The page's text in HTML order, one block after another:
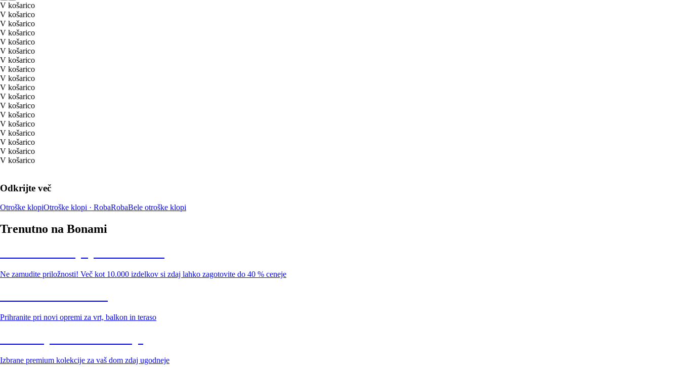
V košarico
V košarico
V košarico
V košarico
V košarico
V košarico
V košarico
V košarico
V košarico
V košarico
V košarico
V košarico
V košarico
V košarico
V košarico
V košarico
V košarico
V košarico
Odkrijte več
Otroške klopiOtroške klopi · RobaRobaBele otroške klopi
Trenutno na Bonami
Ne zamudite priložnosti! Več kot 10.000 izdelkov si zdaj lahko zagotovite do 40 % ceneje
Prihranite pri novi opremi za vrt, balkon in teraso
Izbrane premium kolekcije za vaš dom zdaj ugodneje